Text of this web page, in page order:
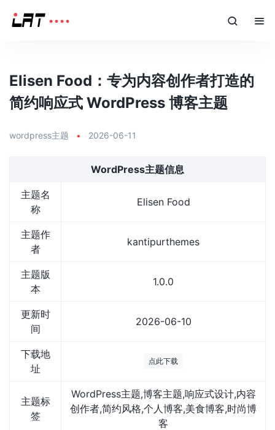
Elisen Food：专为内容创作者打造的
简约响应式 WordPress 博客主题
wordpress主题 • 2026-06-11
WordPress主题信息
主题名
称
Elisen Food
主题作
者
kantipurthemes
主题版
本
1.0.0
更新时
间
2026-06-10
下载地
址
点此下载
主题标
签
WordPress主题,博客主题,响应式设计,内容
创作者,简约风格,个人博客,美食博客,时尚博
客